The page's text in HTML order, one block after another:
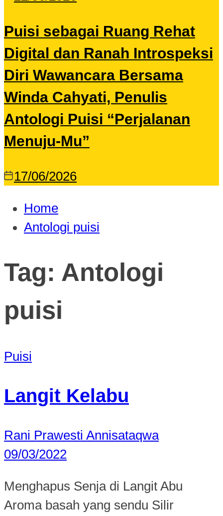
Puisi sebagai Ruang Rehat
Digital dan Ranah Introspeksi
Diri Wawancara Bersama
Winda Cahyati, Penulis
Antologi Puisi “Perjalanan
Menuju-Mu”
17/06/2026
Home
Antologi puisi
Tag: Antologi
puisi
Puisi
Langit Kelabu
Rani Prawesti Annisataqwa
09/03/2022
Menghapus Senja di Langit Abu
Aroma basah yang sendu Silir